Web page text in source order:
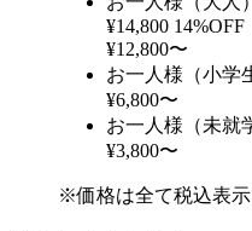
¥14,800 14%OFF
¥12,800〜
お一人様（小学
¥6,800〜
お一人様（未就
¥3,800〜
※価格は全て税込表示